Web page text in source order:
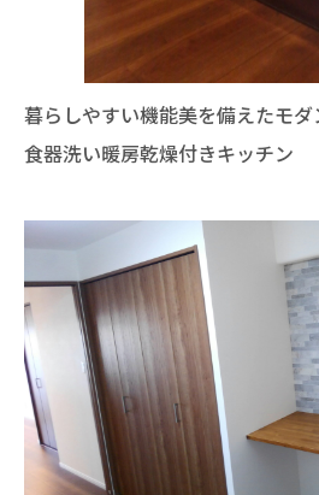
暮らしやすい機能美を備えたモ
食器洗い暖房乾燥付きキッチン